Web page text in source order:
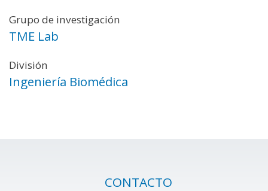
Grupo de investigación
TME Lab
División
Ingeniería Biomédica
CONTACTO